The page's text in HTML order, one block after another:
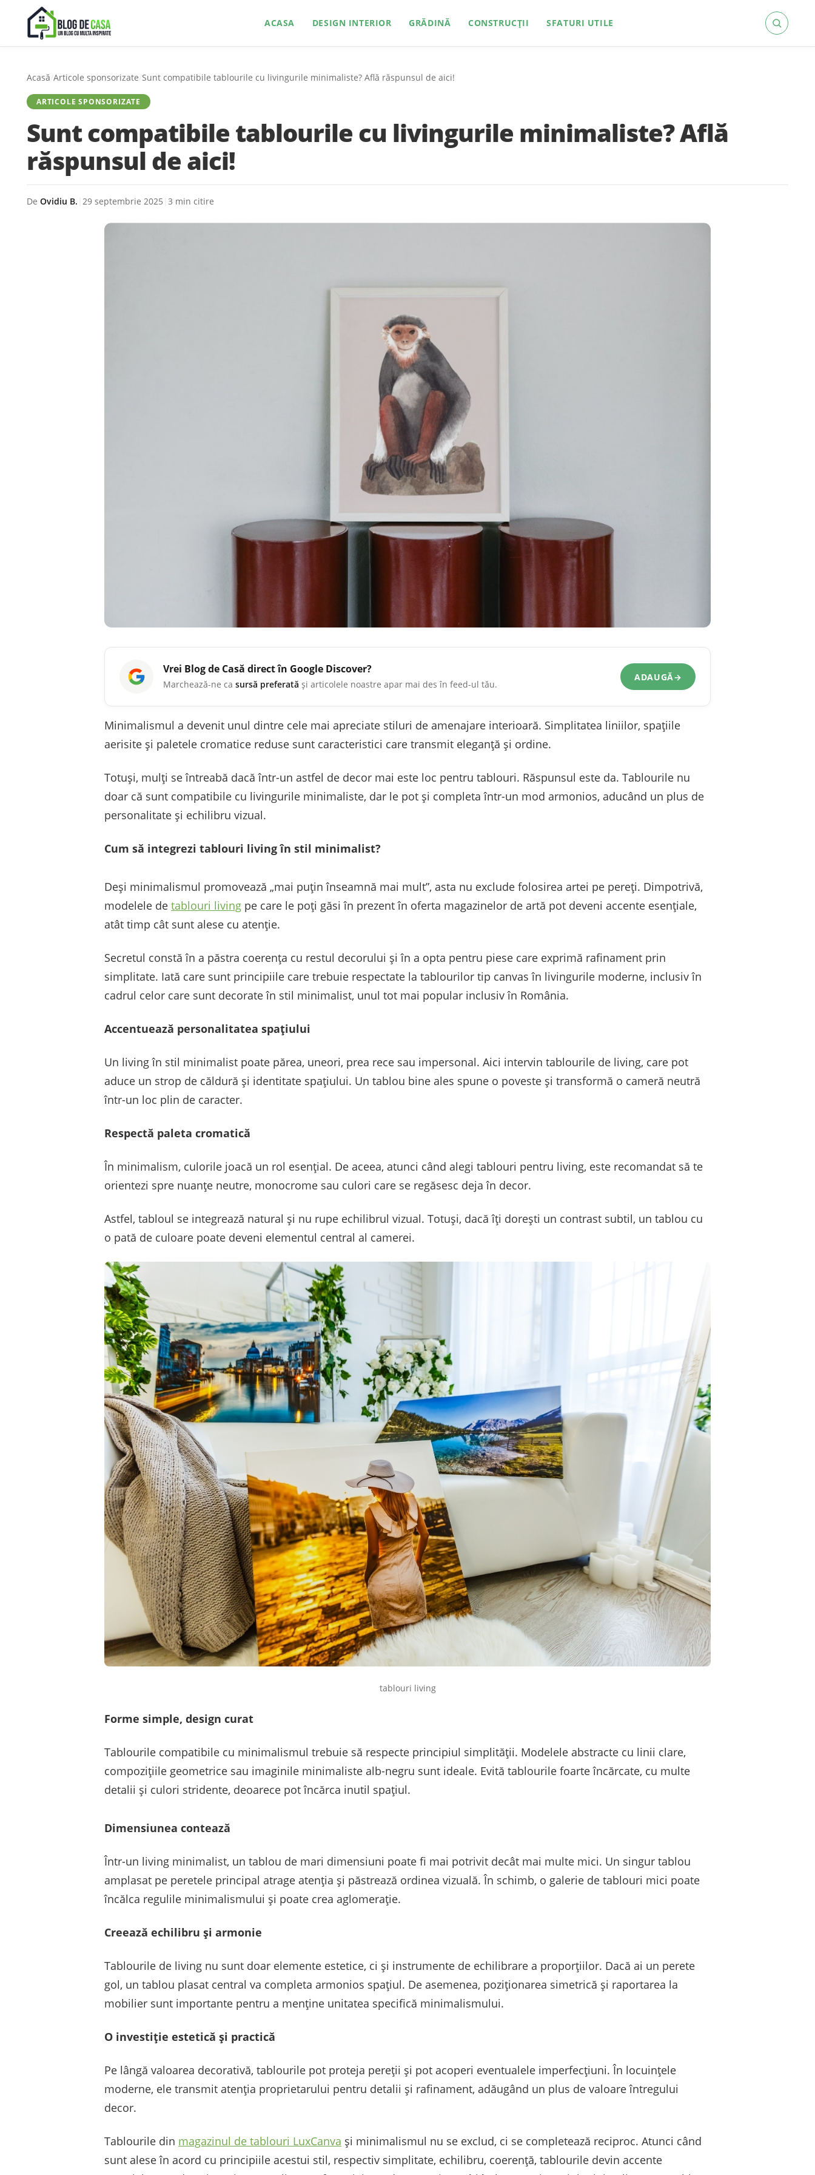
ACASA DESIGN INTERIOR GRĂDINĂ CONSTRUCȚII SFATURI UTILE
Acasă/Articole sponsorizate/Sunt compatibile tablourile cu livingurile minimaliste? Află răspunsul de aici!
ARTICOLE SPONSORIZATE
Sunt compatibile tablourile cu livingurile minimaliste? Află
răspunsul de aici!
De Ovidiu B. 29 septembrie 2025 3 min citire
Vrei Blog de Casă direct în Google Discover?
Marchează-ne ca sursă preferată și articolele noastre apar mai des în feed-ul tău.
ADAUGĂ→
Minimalismul a devenit unul dintre cele mai apreciate stiluri de amenajare interioară. Simplitatea liniilor, spațiile
aerisite și paletele cromatice reduse sunt caracteristici care transmit eleganță și ordine.
Totuși, mulți se întreabă dacă într-un astfel de decor mai este loc pentru tablouri. Răspunsul este da. Tablourile nu
doar că sunt compatibile cu livingurile minimaliste, dar le pot și completa într-un mod armonios, aducând un plus de
personalitate și echilibru vizual.
Cum să integrezi tablouri living în stil minimalist?
Deși minimalismul promovează „mai puțin înseamnă mai mult”, asta nu exclude folosirea artei pe pereți. Dimpotrivă,
modelele de tablouri living pe care le poți găsi în prezent în oferta magazinelor de artă pot deveni accente esențiale,
atât timp cât sunt alese cu atenție.
Secretul constă în a păstra coerența cu restul decorului și în a opta pentru piese care exprimă rafinament prin
simplitate. Iată care sunt principiile care trebuie respectate la tablourilor tip canvas în livingurile moderne, inclusiv în
cadrul celor care sunt decorate în stil minimalist, unul tot mai popular inclusiv în România.
Accentuează personalitatea spațiului
Un living în stil minimalist poate părea, uneori, prea rece sau impersonal. Aici intervin tablourile de living, care pot
aduce un strop de căldură și identitate spațiului. Un tablou bine ales spune o poveste și transformă o cameră neutră
într-un loc plin de caracter.
Respectă paleta cromatică
În minimalism, culorile joacă un rol esențial. De aceea, atunci când alegi tablouri pentru living, este recomandat să te
orientezi spre nuanțe neutre, monocrome sau culori care se regăsesc deja în decor.
Astfel, tabloul se integrează natural și nu rupe echilibrul vizual. Totuși, dacă îți dorești un contrast subtil, un tablou cu
o pată de culoare poate deveni elementul central al camerei.
tablouri living
Forme simple, design curat
Tablourile compatibile cu minimalismul trebuie să respecte principiul simplității. Modelele abstracte cu linii clare,
compozițiile geometrice sau imaginile minimaliste alb-negru sunt ideale. Evită tablourile foarte încărcate, cu multe
detalii și culori stridente, deoarece pot încărca inutil spațiul.
Dimensiunea contează
Într-un living minimalist, un tablou de mari dimensiuni poate fi mai potrivit decât mai multe mici. Un singur tablou
amplasat pe peretele principal atrage atenția și păstrează ordinea vizuală. În schimb, o galerie de tablouri mici poate
încălca regulile minimalismului și poate crea aglomerație.
Creează echilibru și armonie
Tablourile de living nu sunt doar elemente estetice, ci și instrumente de echilibrare a proporțiilor. Dacă ai un perete
gol, un tablou plasat central va completa armonios spațiul. De asemenea, poziționarea simetrică și raportarea la
mobilier sunt importante pentru a menține unitatea specifică minimalismului.
O investiție estetică și practică
Pe lângă valoarea decorativă, tablourile pot proteja pereții și pot acoperi eventualele imperfecțiuni. În locuințele
moderne, ele transmit atenția proprietarului pentru detalii și rafinament, adăugând un plus de valoare întregului
decor.
Tablourile din magazinul de tablouri LuxCanva și minimalismul nu se exclud, ci se completează reciproc. Atunci când
sunt alese în acord cu principiile acestui stil, respectiv simplitate, echilibru, coerență, tablourile devin accente